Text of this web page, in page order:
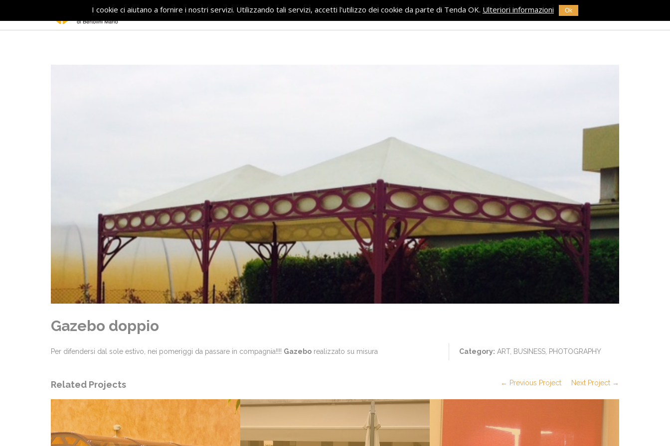
HOME CHI SIAMO PRODOTTI REFERENZE NEWS
Gazebo doppio
Per difendersi dal sole estivo, nei pomeriggi da passare in compagnia!!!! Gazebo realizzato su misura Category: ART, BUSINESS, PHOTOGRAPHY
Related Projects ← Previous Project Next Project →
I cookie ci aiutano a fornire i nostri servizi. Utilizzando tali servizi, accetti l'utilizzo dei cookie da parte di Tenda OK. Ulteriori informazioni Ok